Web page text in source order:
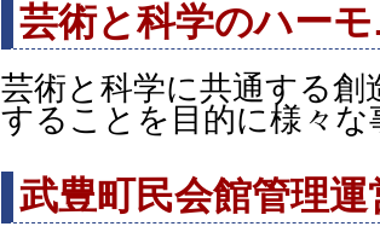
芸術と科学のハー
芸術と科学に共通する
することを目的に様々
武豊町民会館管理運